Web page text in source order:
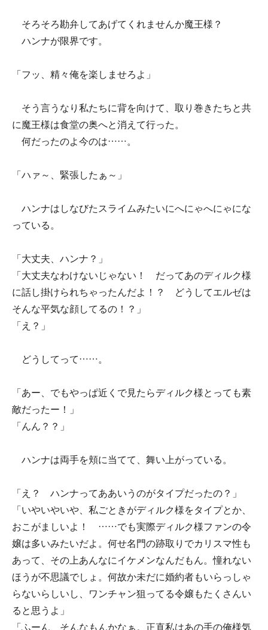
そろそろ勘弁してあげてくれませんか魔王様？
ハンナが限界です。
「フッ、精々俺を楽しませろよ」
そう言うなり私たちに背を向けて、取り巻きたちと共
に魔王様は食堂の奥へと消えて行った。
何だったのよ今のは……。
「ハァ～、緊張したぁ～」
ハンナはしなびたスライムみたいにへにゃへにゃにな
っている。
「大丈夫、ハンナ？」
「大丈夫なわけないじゃない！ だってあのディルク様
に話し掛けられちゃったんだよ！？ どうしてエルゼは
そんな平気な顔してるの！？」
「え？」
どうしてって……。
「あー、でもやっぱ近くで見たらディルク様とっても素
敵だったー！」
「んん？？」
ハンナは両手を頬に当てて、舞い上がっている。
「え？ ハンナってああいうのがタイプだったの？」
「いやいやいや、私ごときがディルク様をタイプとか、
おこがましいよ！ ……でも実際ディルク様ファンの令
嬢は多いみたいだよ。何せ名門の跡取りでカリスマ性も
あって、その上あんなにイケメンなんだもん。憧れない
ほうが不思議でしょ。何故か未だに婚約者もいらっしゃ
らないらしいし、ワンチャン狙ってる令嬢もたくさんい
ると思うよ」
「ふーん、そんなもんかなぁ。正直私はあの手の俺様気